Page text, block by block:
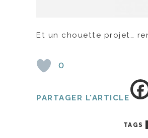
Et un chouette projet…
0
PARTAGER L'ARTICLE
TAGS